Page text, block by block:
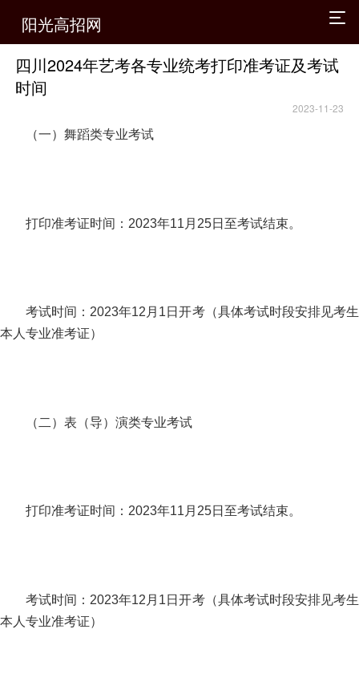
阳光高招网
四川2024年艺考各专业统考打印准考证及考试
时间
2023-11-23
（一）舞蹈类专业考试
打印准考证时间：2023年11月25日至考试结束。
考试时间：2023年12月1日开考（具体考试时段安排见考生
本人专业准考证）
（二）表（导）演类专业考试
打印准考证时间：2023年11月25日至考试结束。
考试时间：2023年12月1日开考（具体考试时段安排见考生
本人专业准考证）